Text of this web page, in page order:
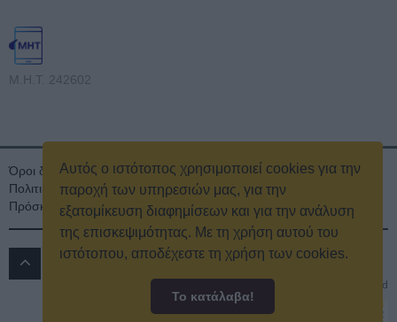
Αυτός ο ιστότοπος χρησιμοποιεί cookies για την
παροχή των υπηρεσιών μας, για την
εξατομίκευση διαφημίσεων και για την ανάλυση
της επισκεψιμότητας. Με τη χρήση αυτού του
ιστότοπου, αποδέχεστε τη χρήση των cookies.
Το κατάλαβα!
Μ.Η.Τ. 242602
Όροι διαγωνισμού Όροι Χρήσης
Ταυτότητα
Πολιτική Απορρήτου & Cookies
Επικοινωνία
Οικονομικά στοιχεία
Πρόσκληση τακτικής γενικής συνέλευσης
Κρατική Διαφήμιση
ΔΡΟΜΟΣ 89.8 FM All rights reserved